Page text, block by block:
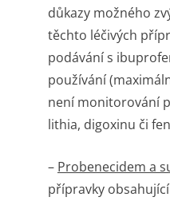
důkazy možného
těchto léčivých
podávání s
používání
není monitorování
lithia, digoxinu či
– Probenecidem a
přípravky